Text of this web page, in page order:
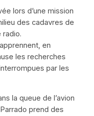
lors d’une mission
des cadavres de
en
les recherches
par les
la queue de l’avion
prend des